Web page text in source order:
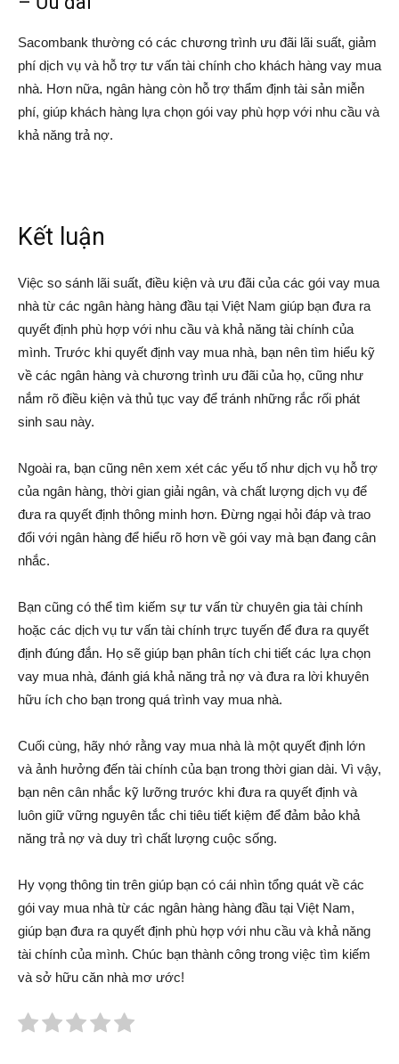
Sacombank thường có các chương trình ưu đãi lãi suất, giảm
phí dịch vụ và hỗ trợ tư vấn tài chính cho khách hàng vay mua
nhà. Hơn nữa, ngân hàng còn hỗ trợ thẩm định tài sản miễn
phí, giúp khách hàng lựa chọn gói vay phù hợp với nhu cầu và
khả năng trả nợ.
Kết luận
Việc so sánh lãi suất, điều kiện và ưu đãi của các gói vay mua
nhà từ các ngân hàng hàng đầu tại Việt Nam giúp bạn đưa ra
quyết định phù hợp với nhu cầu và khả năng tài chính của
mình. Trước khi quyết định vay mua nhà, bạn nên tìm hiểu kỹ
về các ngân hàng và chương trình ưu đãi của họ, cũng như
nắm rõ điều kiện và thủ tục vay để tránh những rắc rối phát
sinh sau này.
Ngoài ra, bạn cũng nên xem xét các yếu tố như dịch vụ hỗ trợ
của ngân hàng, thời gian giải ngân, và chất lượng dịch vụ để
đưa ra quyết định thông minh hơn. Đừng ngại hỏi đáp và trao
đổi với ngân hàng để hiểu rõ hơn về gói vay mà bạn đang cân
nhắc.
Bạn cũng có thể tìm kiếm sự tư vấn từ chuyên gia tài chính
hoặc các dịch vụ tư vấn tài chính trực tuyến để đưa ra quyết
định đúng đắn. Họ sẽ giúp bạn phân tích chi tiết các lựa chọn
vay mua nhà, đánh giá khả năng trả nợ và đưa ra lời khuyên
hữu ích cho bạn trong quá trình vay mua nhà.
Cuối cùng, hãy nhớ rằng vay mua nhà là một quyết định lớn
và ảnh hưởng đến tài chính của bạn trong thời gian dài. Vì vậy,
bạn nên cân nhắc kỹ lưỡng trước khi đưa ra quyết định và
luôn giữ vững nguyên tắc chi tiêu tiết kiệm để đảm bảo khả
năng trả nợ và duy trì chất lượng cuộc sống.
Hy vọng thông tin trên giúp bạn có cái nhìn tổng quát về các
gói vay mua nhà từ các ngân hàng hàng đầu tại Việt Nam,
giúp bạn đưa ra quyết định phù hợp với nhu cầu và khả năng
tài chính của mình. Chúc bạn thành công trong việc tìm kiếm
và sở hữu căn nhà mơ ước!